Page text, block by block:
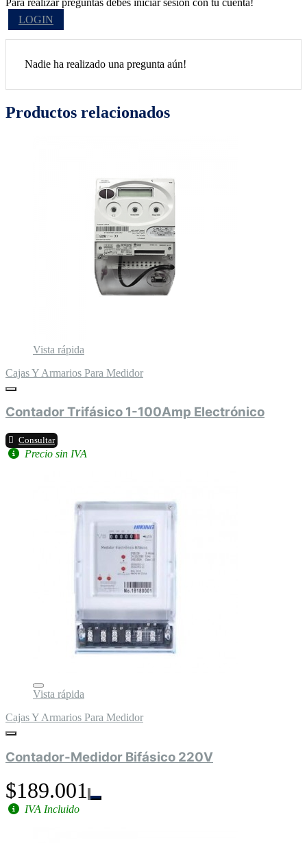
Para realizar preguntas debes iniciar sesión con tu cuenta!
LOGIN
Nadie ha realizado una pregunta aún!
Productos relacionados
Vista rápida
Cajas Y Armarios Para Medidor
Contador Trifásico 1-100Amp Electrónico
Consultar
Precio sin IVA
Vista rápida
Cajas Y Armarios Para Medidor
Contador-Medidor Bifásico 220V
$189.001
IVA Incluido